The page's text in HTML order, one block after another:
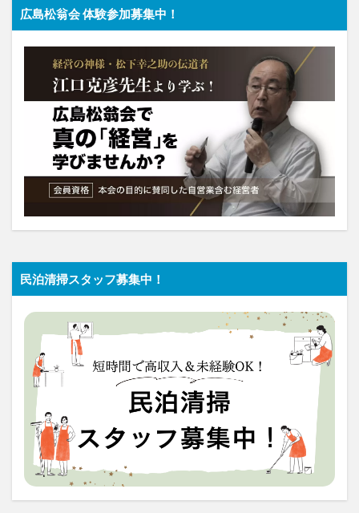
広島松翁会 体験参加募集中！
民泊清掃スタッフ募集中！